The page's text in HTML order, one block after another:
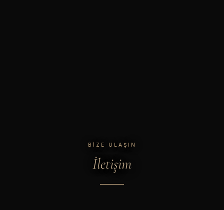
BIZE ULAŞIN
İletişim